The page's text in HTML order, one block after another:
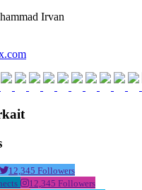
Irvan
12,345 Followers
12,345 Followers